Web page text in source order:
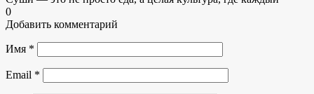
0
Добавить комментарий
Имя *
Email *